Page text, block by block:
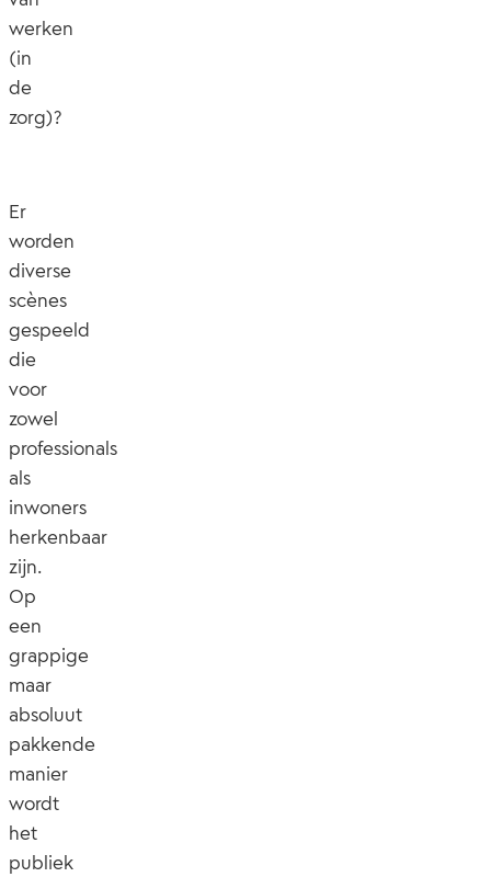
werken
(in
de
zorg)?
Er
worden
diverse
scènes
gespeeld
die
voor
zowel
professionals
als
inwoners
herkenbaar
zijn.
Op
een
grappige
maar
absoluut
pakkende
manier
wordt
het
publiek